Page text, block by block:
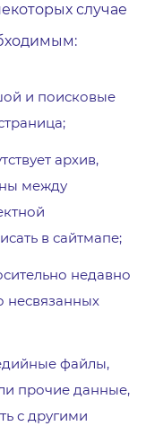
случае
и поисковые
архив,
между
в сайтмапе;
недавно
несвязанных
файлы,
прочие данные,
с другими